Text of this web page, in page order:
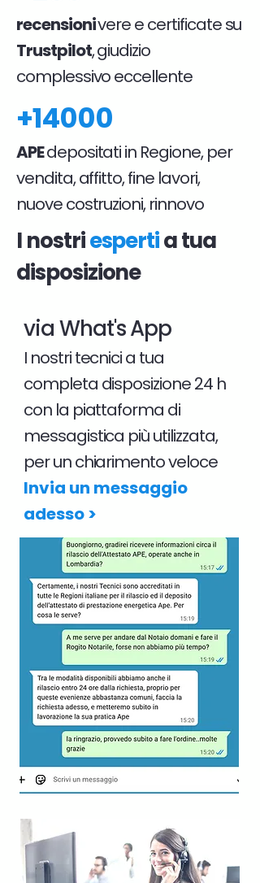
recensionivere e certificate su
Trustpilot, giudizio
complessivo eccellente
+14000
APEdepositati in Regione, per
vendita, affitto, fine lavori,
nuove costruzioni, rinnovo
I nostriespertia tua
disposizione
via What's App
I nostri tecnici a tua
completa disposizione 24 h
con la piattaforma di
messagistica più utilizzata,
per un chiarimento veloce
Invia un messaggio
adesso >